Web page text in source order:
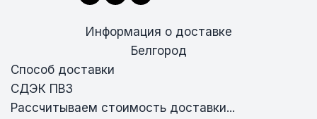
Информация о доставке
Белгород
Способ доставки
СДЭК ПВЗ
Рассчитываем стоимость доставки...